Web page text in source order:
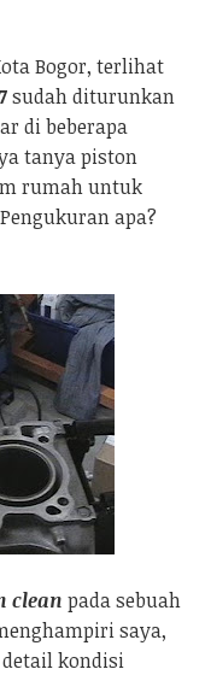
Bogor, terlihat
sudah diturunkan
di beberapa
tanya piston
rumah untuk
apa?
clean pada sebuah
saya,
kondisi